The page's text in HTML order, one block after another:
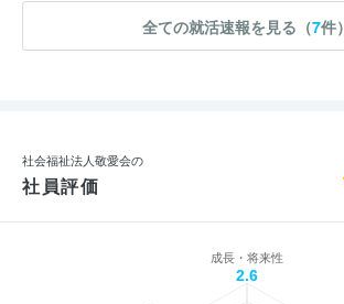
全ての就活速報を見る（7件）
社会福祉法人敬愛会の
社員評価
成長・将来性
2.6